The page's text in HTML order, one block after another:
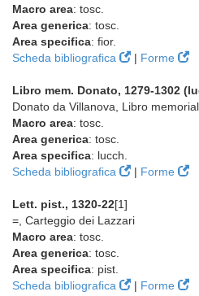
Macro area: tosc.
Area generica: tosc.
Area specifica: fior.
Scheda bibliografica
| Forme
Libro mem. Donato, 1279-1302
Donato da Villanova, Libro
Macro area: tosc.
Area generica: tosc.
Area specifica: lucch.
Scheda bibliografica
| Forme
Lett. pist., 1320-22[1]
=, Carteggio dei Lazzari
Macro area: tosc.
Area generica: tosc.
Area specifica: pist.
Scheda bibliografica
| Forme